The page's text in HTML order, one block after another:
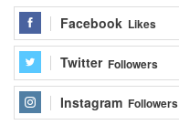
Facebook Likes
Twitter Followers
Instagram Followers